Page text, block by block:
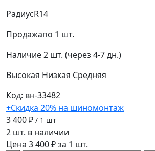
РадиусR14
Продажапо 1 шт.
Наличие2 шт. (через 4-7 дн.)
Высокая Низкая Средняя
Код: вн-33482
+Скидка 20% на шиномонтаж
3 400 ₽ / 1 шт
2 шт. в наличии
Цена 3 400 ₽ за 1 шт.